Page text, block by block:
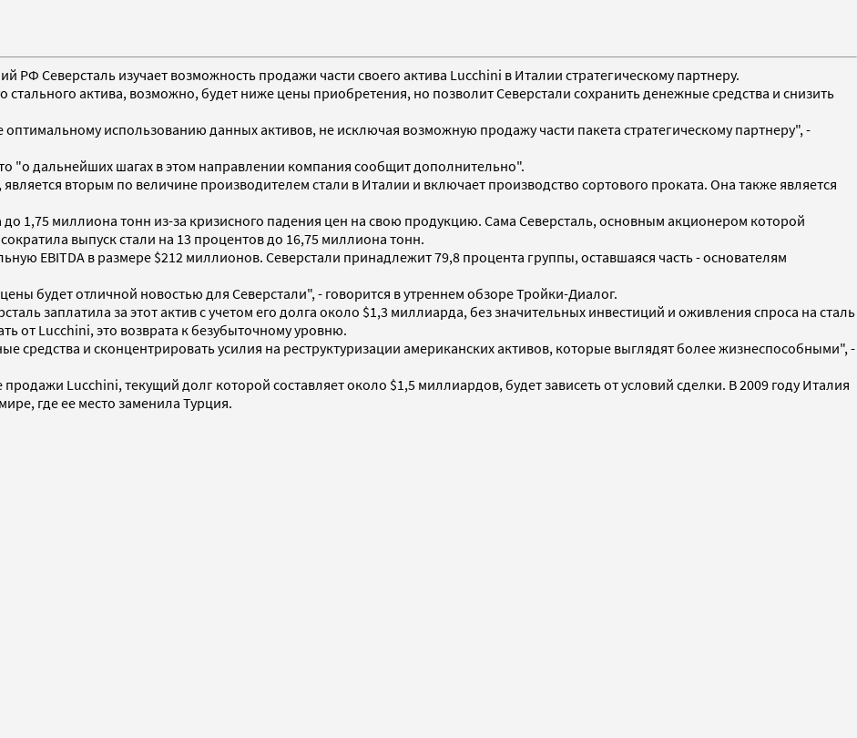
Северсталь изучает возможность продажи части своего актива Lucchini в Италии стратегическому партнеру.
актива, возможно, будет ниже цены приобретения, но позволит Северстали сохранить денежные средства и снизить
использованию данных активов, не исключая возможную продажу части пакета стратегическому партнеру", -
"о дальнейших шагах в этом направлении компания сообщит дополнительно".
является вторым по величине производителем стали в Италии и включает производство сортового проката. Она также является
до 1,75 миллиона тонн из-за кризисного падения цен на свою продукцию. Сама Северсталь, основным акционером которой
выпуск стали на 13 процентов до 16,75 миллиона тонн.
EBITDA в размере $212 миллионов. Северстали принадлежит 79,8 процента группы, оставшаяся часть - основателям
будет отличной новостью для Северстали", - говорится в утреннем обзоре Тройки-Диалог.
заплатила за этот актив с учетом его долга около $1,3 миллиарда, без значительных инвестиций и оживления спроса на сталь
от Lucchini, это возврата к безубыточному уровню.
средства и сконцентрировать усилия на реструктуризации американских активов, которые выглядят более жизнеспособными", -
Lucchini, текущий долг которой составляет около $1,5 миллиардов, будет зависеть от условий сделки. В 2009 году Италия
где ее место заменила Турция.